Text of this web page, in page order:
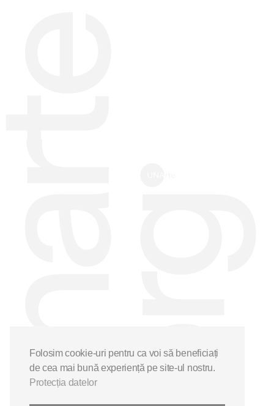
Folosim cookie-uri pentru ca voi să beneficiați
de cea mai bună experiență pe site-ul nostru.
Protecția datelor